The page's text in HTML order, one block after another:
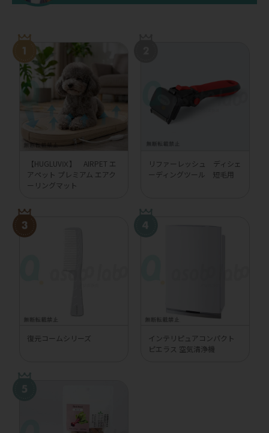
【HUGLUVⅨ】 AIRPET エ
アペット プレミアム エアク
ーリングマット
リファーレッシュ ディシェ
ーディングツール 短毛用
復元コームシリーズ
インテリピュアコンパクト
ピエラス 空気清浄機